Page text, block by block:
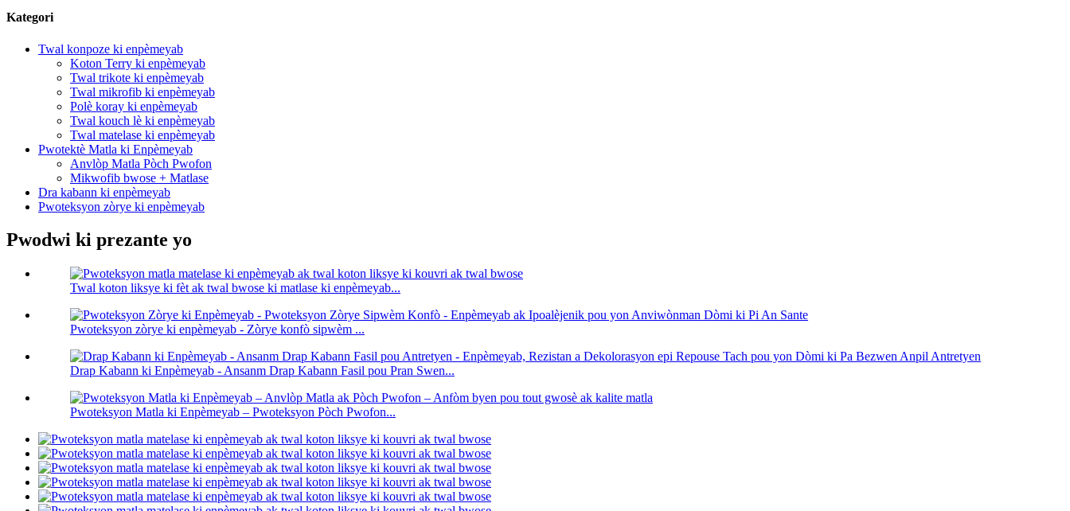
Kategori
Twal konpoze ki enpèmeyab
Koton Terry ki enpèmeyab
Twal trikote ki enpèmeyab
Twal mikrofib ki enpèmeyab
Polè koray ki enpèmeyab
Twal kouch lè ki enpèmeyab
Twal matelase ki enpèmeyab
Pwotektè Matla ki Enpèmeyab
Anvlòp Matla Pòch Pwofon
Mikwofib bwose + Matlase
Dra kabann ki enpèmeyab
Pwoteksyon zòrye ki enpèmeyab
Pwodwi ki prezante yo
Twal koton liksye ki fèt ak twal bwose ki matlase ki enpèmeyab...
Pwoteksyon zòrye ki enpèmeyab - Zòrye konfò sipwèm ...
Drap Kabann ki Enpèmeyab - Ansanm Drap Kabann Fasil pou Pran Swen...
Pwoteksyon Matla ki Enpèmeyab – Pwoteksyon Pòch Pwofon...